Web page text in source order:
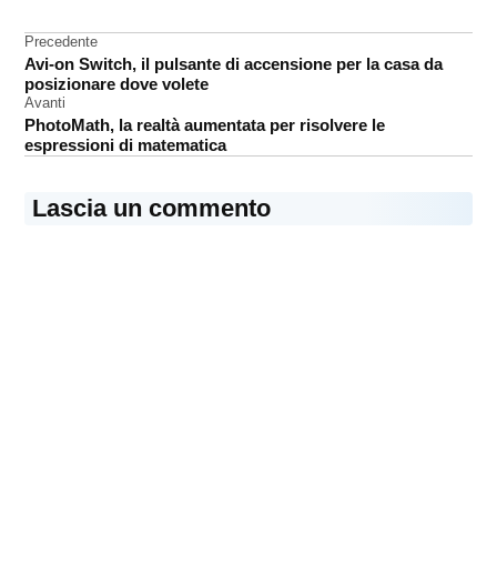
iPhone
Navigazione
articoli
Precedente
Avi-on Switch, il pulsante di accensione per la casa da
posizionare dove volete
Avanti
PhotoMath, la realtà aumentata per risolvere le
espressioni di matematica
Lascia un commento